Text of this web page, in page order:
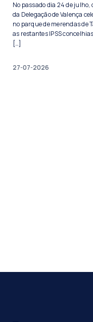
No passado dia 24 de
da Delegação de Valença
no parque de merendas de
as restantes IPSS
[…]
27-07-2026